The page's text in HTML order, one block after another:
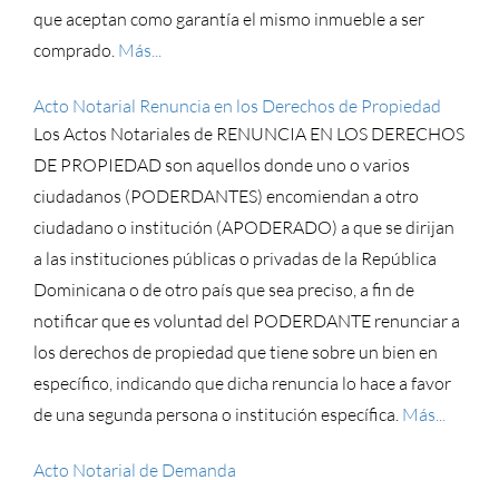
que aceptan como garantía el mismo inmueble a ser
comprado. Más...
Acto Notarial Renuncia en los Derechos de Propiedad
Los Actos Notariales de RENUNCIA EN LOS DERECHOS
DE PROPIEDAD son aquellos donde uno o varios
ciudadanos (PODERDANTES) encomiendan a otro
ciudadano o institución (APODERADO) a que se dirijan
a las instituciones públicas o privadas de la República
Dominicana o de otro país que sea preciso, a fin de
notificar que es voluntad del PODERDANTE renunciar a
los derechos de propiedad que tiene sobre un bien en
específico, indicando que dicha renuncia lo hace a favor
de una segunda persona o institución específica. Más...
Acto Notarial de Demanda